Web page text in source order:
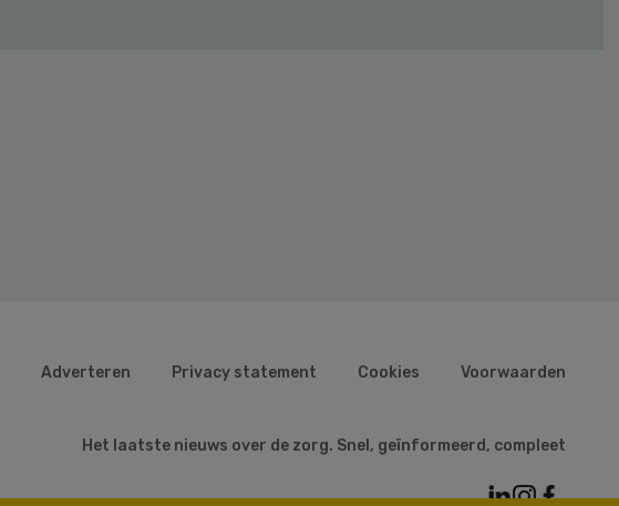
Adverteren Privacy statement Cookies Voorwaarden
Het laatste nieuws over de zorg. Snel, geïnformeerd, compleet